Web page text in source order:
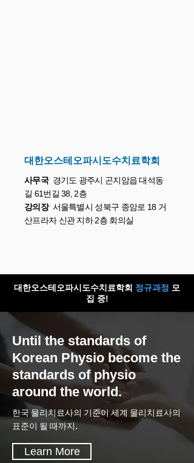
대한오스테오파시도수치료학회
사무국 경기도 광주시 곤지암읍 대석동
길 61번길 38, 2층
강의장서울특별시 성북구 종암로 18 거
산프라자 신관 지하 2층 회의실
대한오스테오파시도수치료학회 정규과정 모
집 중!
Until the standards of
Korean Physio become the
standards of physio
around the world.
한국 물리치료사의 기준이 세계 물리치료사의
표준이 될 때까지.
Learn More